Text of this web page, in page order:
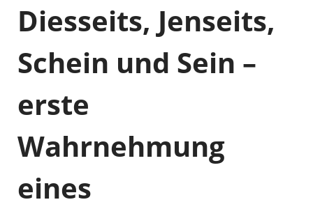
Diesseits, Jenseits,
Schein und Sein –
erste
Wahrnehmung
eines